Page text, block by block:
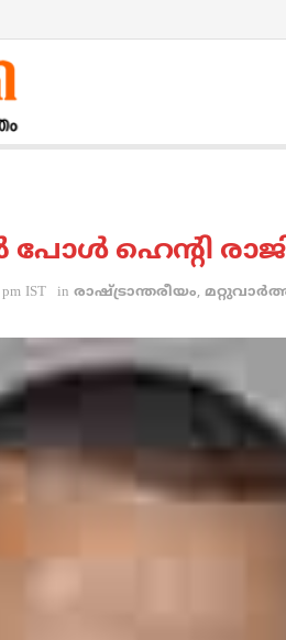
ഹെന്റി
IST in രാഷ്ട്രാന്തരീയം,